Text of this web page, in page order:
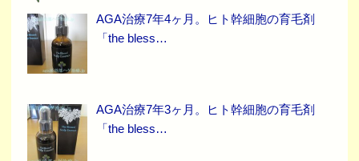
AGA治療7年4ヶ月。ヒト幹細胞の育毛剤
「the bless…
AGA治療7年3ヶ月。ヒト幹細胞の育毛剤
「the bless…